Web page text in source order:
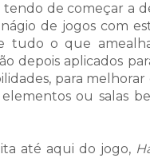
de começar a
de jogos com
tudo o que
depois aplicados
para
ou salas
até aqui do jogo,